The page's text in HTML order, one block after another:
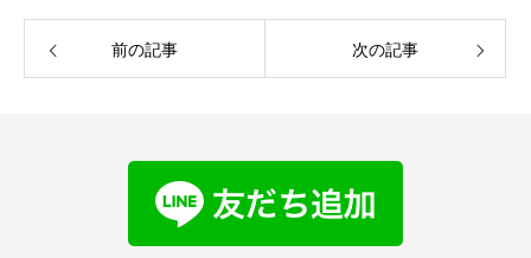
前の記事 次の記事